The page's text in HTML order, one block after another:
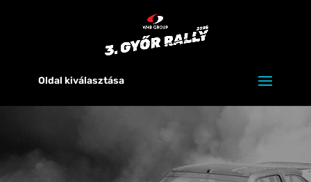
Oldal kiválasztása